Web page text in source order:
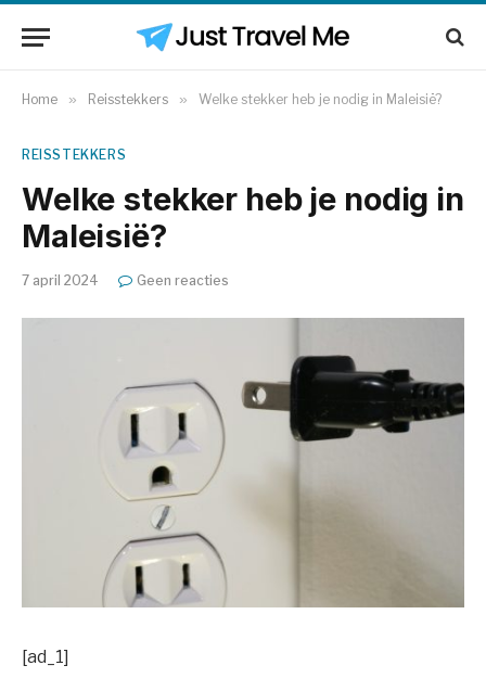
Home » Reisstekkers » Welke stekker heb je nodig in Maleisië?
REISSTEKKERS
Welke stekker heb je nodig in
Maleisië?
7 april 2024 Geen reacties
[ad_1]